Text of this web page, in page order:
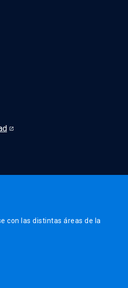
con las distintas áreas de la